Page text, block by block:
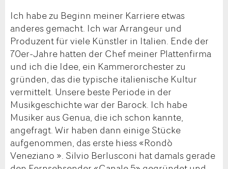
Ich habe zu Beginn meiner Karriere etwas
anderes gemacht. Ich war Arrangeur und
Produzent für viele Künstler in Italien. Ende der
70er-Jahre hatten der Chef meiner Plattenfirma
und ich die Idee, ein Kammerorchester zu
gründen, das die typische italienische Kultur
vermittelt. Unsere beste Periode in der
Musikgeschichte war der Barock. Ich habe
Musiker aus Genua, die ich schon kannte,
angefragt. Wir haben dann einige Stücke
aufgenommen, das erste hiess «Rondò
Veneziano ». Silvio Berlusconi hat damals gerade